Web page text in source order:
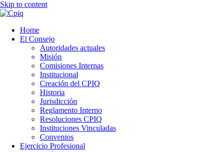
Skip to content
Home
El Consejo
Autoridades actuales
Misión
Comisiones Internas
Institucional
Creación del CPIQ
Historia
Jurisdicción
Reglamento Interno
Resoluciones CPIQ
Instituciones Vinculadas
Convenios
Ejercicio Profesional